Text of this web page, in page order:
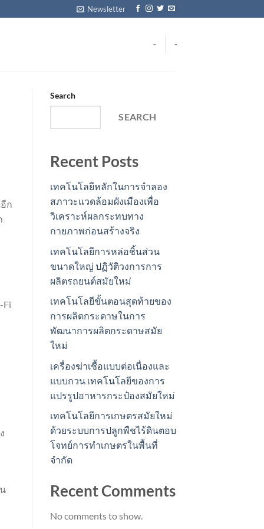
Newsletter
- -
ก
Fi
Search
SEARCH
Recent Posts
เทคโนโลยีหลักในการจำลอง
สภาวะแวดล้อมผังเมืองเพื่อ
วิเคราะห์ผลกระทบทาง
กายภาพก่อนสร้างจริง
เทคโนโลยีการหล่อชิ้นส่วน
ขนาดใหญ่ ปฏิวัติวงการการ
ผลิตรถยนต์สมัยใหม่
เทคโนโลยีขั้นตอนสุดท้ายของ
การผลิตกระดาษในการ
พัฒนาการผลิตกระดาษสมัย
ใหม่
เครื่องฆ่าเชื้อแบบต่อเนื่องและ
แบบกวน เทคโนโลยีของการ
แปรรูปอาหารกระป๋องสมัยใหม่
เทคโนโลยีการเกษตรสมัยใหม่
ด้วยระบบการปลูกพืชไร้ดินตอบ
โจทย์การทำเกษตรในพื้นที่
จำกัด
Recent Comments
No comments to show.